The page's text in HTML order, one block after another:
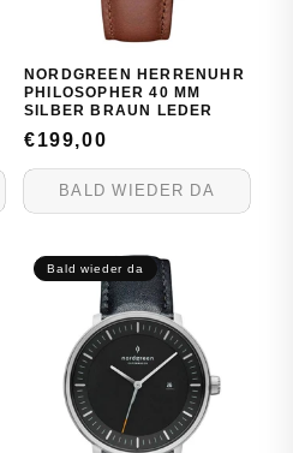
NORDGREEN HERRENUHR
PHILOSOPHER 40 MM
SILBER BRAUN LEDER
NORMALER
PREIS
€199,00
BALD WIEDER DA
Bald wieder da